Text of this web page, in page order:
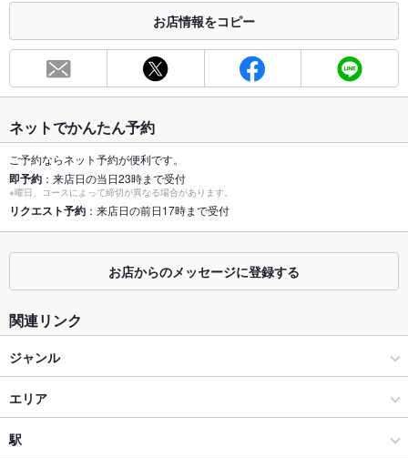
総席数 150席(2名様から最大150名様まで完全個室でご案内可能。)
最大宴会収
150人(団体観光や歓送迎会などの大型宴会は最大150名様ご案
個室 あり ：各種宴会に最適な大中小の個室席完備しております。
座敷 なし ：足を伸ばしてゆったりとお寛ぎいただける広々空間。
掘りごたつ あり ：大人数でのご利用にも最適な掘りごたつ個室です。
カウンター
なし ：和モダン溢れる店内は落ち着きある大人な空間が広がり
ます。
テラス席
なし ：広々とした店内は少人数から団体様まで幅広くご対応可
能です。
お店情報をコピー
ネットでかんたん予約
ご予約ならネット予約が便利です。
即予約 ：来店日の当日23時まで受付
※曜日、コースによって締切が異なる場合があります。
リクエスト予約 ：来店日の前日17時まで受付
お店からのメッセージに登録する
関連リンク
ジャンル
居酒屋
和風
エリア
盛岡大通
駅